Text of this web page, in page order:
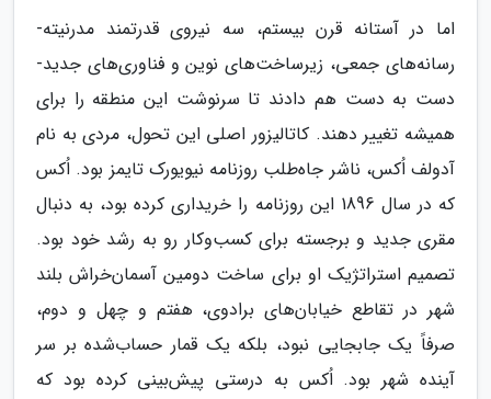
اما در آستانه قرن بیستم، سه نیروی قدرتمند مدرنیته-
رسانه‌های جمعی، زیرساخت‌های نوین و فناوری‌های جدید-
دست به دست هم دادند تا سرنوشت این منطقه را برای
همیشه تغییر دهند. کاتالیزور اصلی این تحول، مردی به نام
آدولف اُکس، ناشر جاه‌طلب روزنامه نیویورک تایمز بود. اُکس
که در سال 1896 این روزنامه را خریداری کرده بود، به دنبال
مقری جدید و برجسته برای کسب‌وکار رو به رشد خود بود.
تصمیم استراتژیک او برای ساخت دومین آسمان‌خراش بلند
شهر در تقاطع خیابان‌های برادوی، هفتم و چهل و دوم،
صرفاً یک جابجایی نبود، بلکه یک قمار حساب‌شده بر سر
آینده شهر بود. اُکس به درستی پیش‌بینی کرده بود که